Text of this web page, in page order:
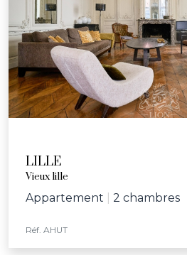
LILLE
Vieux lille
Appartement 2 chambres
Réf. AHUT